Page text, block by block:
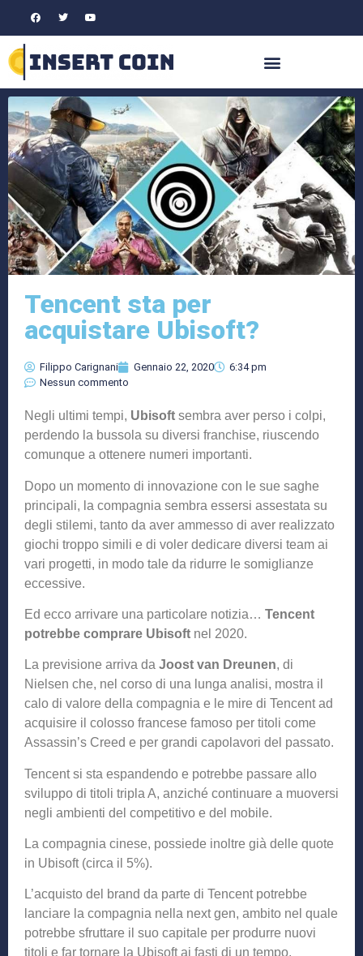
Tencent sta per
acquistare Ubisoft?
Filippo Carignani Gennaio 22, 2020
6:34 pm
Nessun commento
Negli ultimi tempi, Ubisoft sembra aver perso i colpi,
perdendo la bussola su diversi franchise, riuscendo
comunque a ottenere numeri importanti.
Dopo un momento di innovazione con le sue saghe
principali, la compagnia sembra essersi assestata su
degli stilemi, tanto da aver ammesso di aver realizzato
giochi troppo simili e di voler dedicare diversi team ai
vari progetti, in modo tale da ridurre le somiglianze
eccessive.
Ed ecco arrivare una particolare notizia… Tencent
potrebbe comprare Ubisoft nel 2020.
La previsione arriva da Joost van Dreunen, di
Nielsen che, nel corso di una lunga analisi, mostra il
calo di valore della compagnia e le mire di Tencent ad
acquisire il colosso francese famoso per titoli come
Assassin’s Creed e per grandi capolavori del passato.
Tencent si sta espandendo e potrebbe passare allo
sviluppo di titoli tripla A, anziché continuare a muoversi
negli ambienti del competitivo e del mobile.
La compagnia cinese, possiede inoltre già delle quote
in Ubisoft (circa il 5%).
L’acquisto del brand da parte di Tencent potrebbe
lanciare la compagnia nella next gen, ambito nel quale
potrebbe sfruttare il suo capitale per produrre nuovi
titoli e far tornare la Ubisoft ai fasti di un tempo.